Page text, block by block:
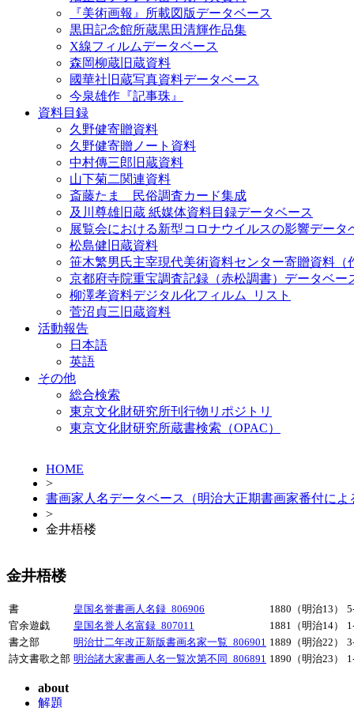
『美術画報』所載図版データベース
黒田記念館所蔵黒田清輝作品集
X線フィルムデータベース
森岡柳蔵旧蔵資料
國華社旧蔵写真資料データベース
今泉雄作『記事珠』
資料目録
久野健寄贈資料
久野健寄贈ノート資料
中村傳三郎旧蔵資料
山下菊二関連資料
斎藤たま 民俗調査カード集成
及川尊雄旧蔵 紙媒体資料目録データベース
展覧会における新型コロナウイルスの影響データ
松島健旧蔵資料
笹木繁男氏主宰現代美術資料センター寄贈資料（
京都府寺院重宝調査記録（赤松調書）データベー
柳澤孝資料デジタル化フィルム_リスト
菅沼貞三旧蔵資料
活動報告
日本語
英語
その他
総合検索
東京文化財研究所刊行物リポジトリ
東京文化財研究所蔵書検索（OPAC）
HOME
>
書画家人名データベース（明治大正期書画家番付によ
>
金井梧楼
金井梧楼
書 皇国名誉書画人名録_806906 1880（明治13）
官余遊戯
皇国名誉人名富録_807011 1881（明治14）
書之部
明治廿二年改正新版書画名家一覧_806901 1889（明治22）
詩文書歌之部 明治諸大家書画人名一覧次第不同_806891 1890（明治23）
about
解題